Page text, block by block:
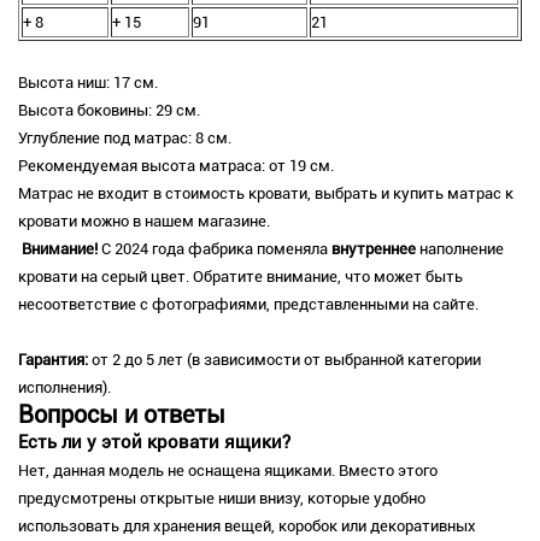
+ 8 + 15 91 21
Высота ниш: 17 см.
Высота боковины: 29 см.
Углубление под матрас: 8 см.
Рекомендуемая высота матраса: от 19 см.
Матрас не входит в стоимость кровати, выбрать и купить матрас к
кровати можно в нашем магазине.
Внимание! С 2024 года фабрика поменяла внутреннее наполнение
кровати на серый цвет. Обратите внимание, что может быть
несоответствие с фотографиями, представленными на сайте.
Гарантия: от 2 до 5 лет (в зависимости от выбранной категории
исполнения).
Вопросы и ответы
Есть ли у этой кровати ящики?
Нет, данная модель не оснащена ящиками. Вместо этого
предусмотрены открытые ниши внизу, которые удобно
использовать для хранения вещей, коробок или декоративных